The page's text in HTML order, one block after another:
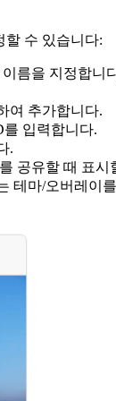
할 수 있습니다:
름을 지정합니
여 추가합니다.
를 입력합니다.
.
공유할 때 표
테마/오버레이